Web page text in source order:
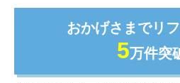
おかげさまでリ
5万件突